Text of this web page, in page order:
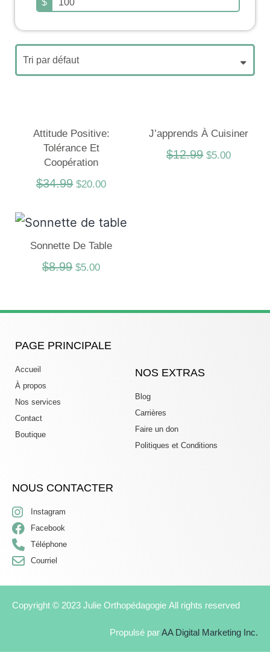
$
Attitude Positive:
Tolérance Et
Coopération
$34.99 $20.00
J’apprends À Cuisiner
$12.99 $5.00
Sonnette De Table
$8.99 $5.00
PAGE PRINCIPALE
Accueil
À propos
Nos services
Contact
Boutique
NOS EXTRAS
Blog
Carrières
Faire un don
Politiques et Conditions
NOUS CONTACTER
Instagram
Facebook
Téléphone
Courriel
Copyright © 2023 Julie Orthopédagogie All rights reserved
Propulsé parAA Digital Marketing Inc.